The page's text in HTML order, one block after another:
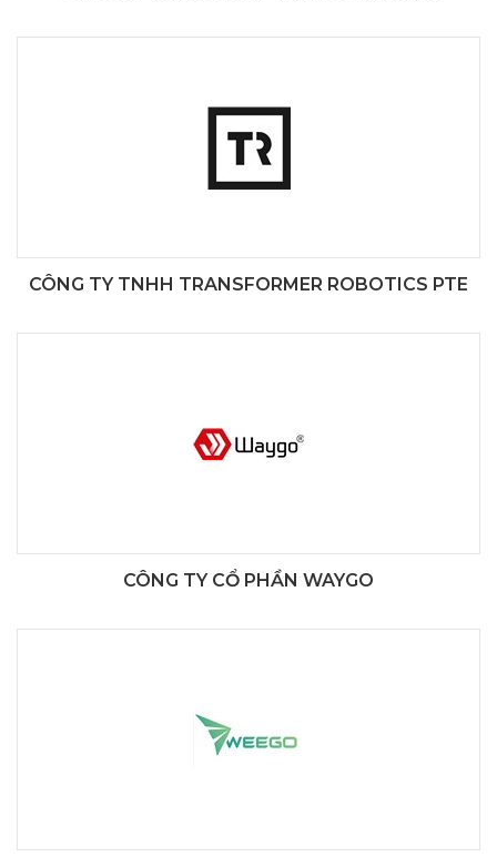
CÔNG TY TNHH TRANSFORMER ROBOTICS PTE
CÔNG TY CỔ PHẦN WAYGO